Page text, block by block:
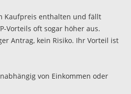
Kaufpreis enthalten und fällt
Vorteils oft sogar höher aus.
Antrag, kein Risiko. Ihr Vorteil ist
von Einkommen oder